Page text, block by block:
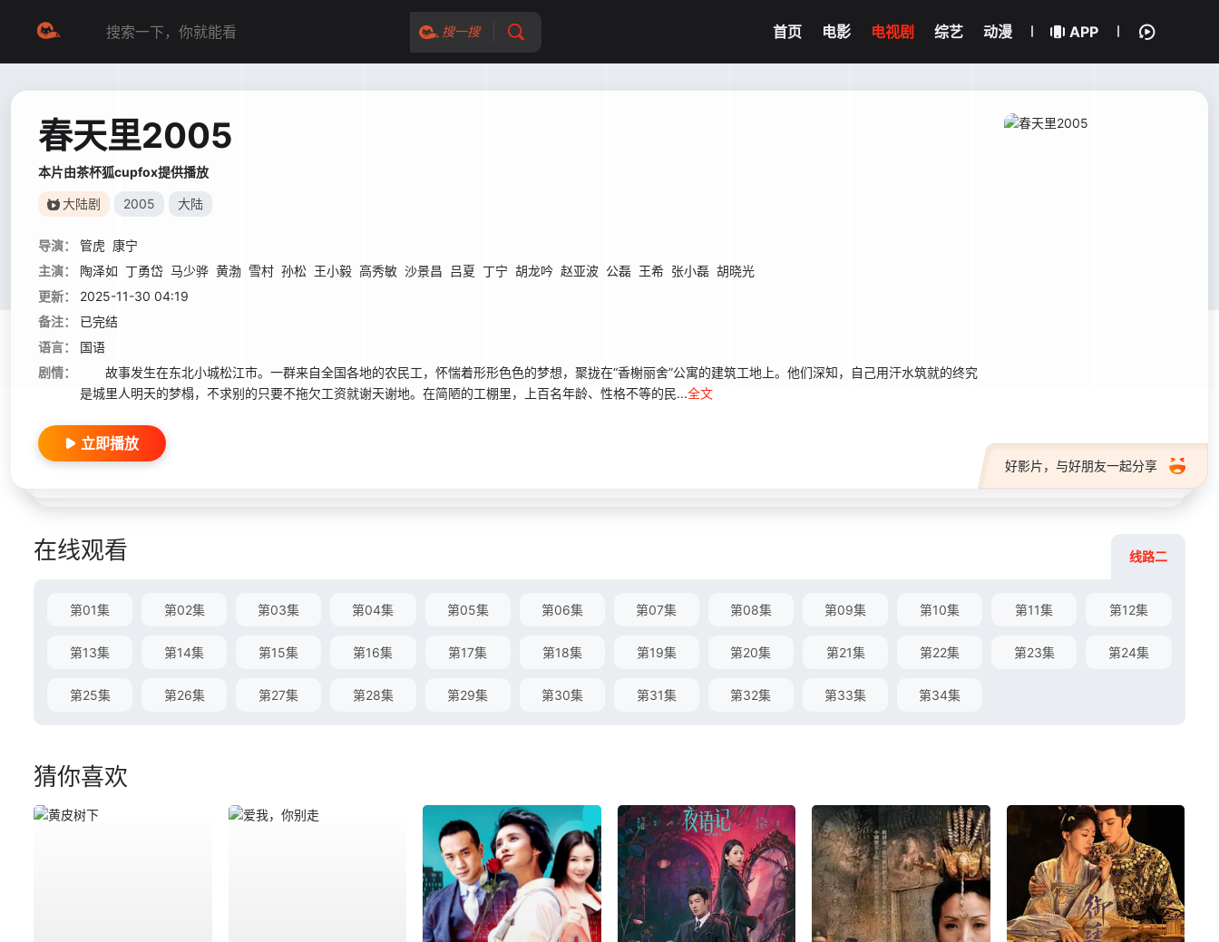
搜一搜 首页 电影 电视剧 综艺 动漫 APP
春天里2005
本片由茶杯狐cupfox提供播放
大陆剧 2005 大陆
导演： 管虎 康宁
主演：
陶泽如 丁勇岱 马少骅 黄渤 雪村 孙松 王小毅 高秀敏 沙景昌 吕夏 丁宁 胡龙吟 赵亚波 公磊 王希 张小磊 胡晓光
更新：
2025-11-30 04:19
备注：
已完结
语言：
国语
剧情：
故事发生在东北小城松江市。一群来自全国各地的农民工，怀惴着形形色色的梦想，聚拢在“香榭丽舍”公寓的建筑工地上。他们深知，自己用汗水筑就的终究
是城里人明天的梦榻，不求别的只要不拖欠工资就谢天谢地。在简陋的工棚里，上百名年龄、性格不等的民...全文
好影片，与好朋友一起分享
立即播放
在线观看 线路二
第01集 第02集 第03集 第04集 第05集 第06集 第07集 第08集 第09集 第10集 第11集 第12集
第13集 第14集 第15集 第16集 第17集 第18集 第19集 第20集 第21集 第22集 第23集 第24集
第25集 第26集 第27集 第28集 第29集 第30集 第31集 第32集 第33集 第34集
猜你喜欢